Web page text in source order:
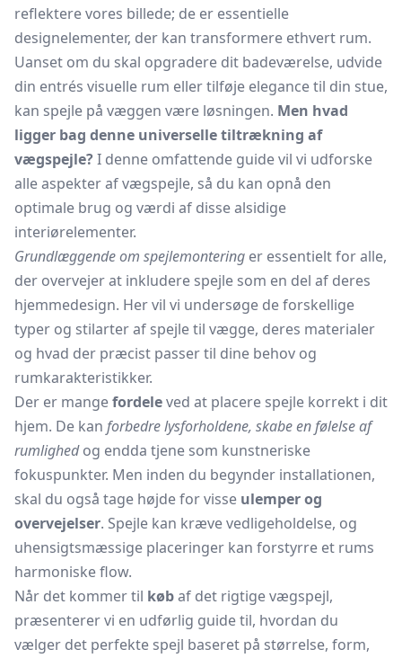
reflektere vores billede; de er essentielle
designelementer, der kan transformere ethvert rum.
Uanset om du skal opgradere dit badeværelse, udvide
din entrés visuelle rum eller tilføje elegance til din stue,
kan spejle på væggen være løsningen. Men hvad
ligger bag denne universelle tiltrækning af
vægspejle?I denne omfattende guide vil vi udforske
alle aspekter af vægspejle, så du kan opnå den
optimale brug og værdi af disse alsidige
interiørelementer.
Grundlæggende om spejlemontering er essentielt for alle,
der overvejer at inkludere spejle som en del af deres
hjemmedesign. Her vil vi undersøge de forskellige
typer og stilarter af spejle til vægge, deres materialer
og hvad der præcist passer til dine behov og
rumkarakteristikker.
Der er mangefordeleved at placere spejle korrekt i dit
hjem. De kan forbedre lysforholdene, skabe en følelse af
rumlighedog endda tjene som kunstneriske
fokuspunkter. Men inden du begynder installationen,
skal du også tage højde for visse ulemper og
overvejelser. Spejle kan kræve vedligeholdelse, og
uhensigtsmæssige placeringer kan forstyrre et rums
harmoniske flow.
Når det kommer til købaf det rigtige vægspejl,
præsenterer vi en udførlig guide til, hvordan du
vælger det perfekte spejl baseret på størrelse, form,